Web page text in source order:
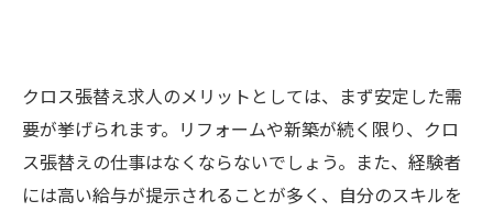
クロス張替え求人のメリットとしては、まず安定した需
要が挙げられます。リフォームや新築が続く限り、クロ
ス張替えの仕事はなくならないでしょう。また、経験者
には高い給与が提示されることが多く、自分のスキルを